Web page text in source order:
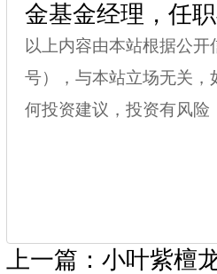
金基金经理，任
以上内容由本站根据公开
号），与本站立场无关
何投资建议，投资有风险
上一篇： 小叶紫檀